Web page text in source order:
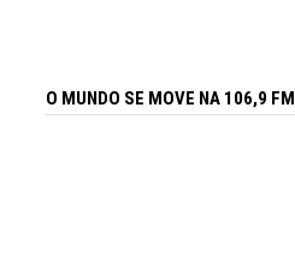
O MUNDO SE MOVE NA 106,9 FM